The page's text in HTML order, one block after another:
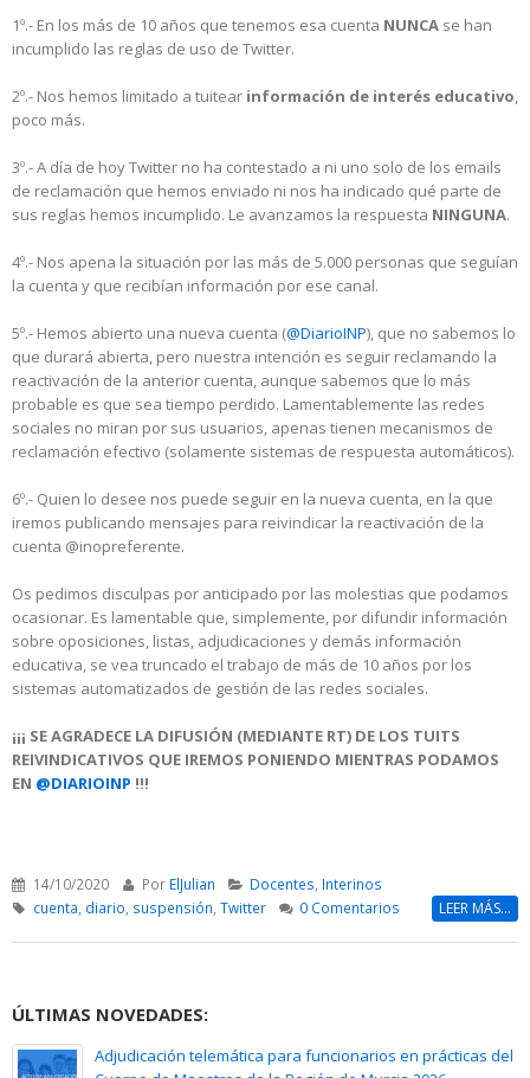
1º.- En los más de 10 años que tenemos esa cuenta NUNCA se han
incumplido las reglas de uso de Twitter.
2º.- Nos hemos limitado a tuitear información de interés educativo,
poco más.
3º.- A día de hoy Twitter no ha contestado a ni uno solo de los emails
de reclamación que hemos enviado ni nos ha indicado qué parte de
sus reglas hemos incumplido. Le avanzamos la respuesta NINGUNA.
4º.- Nos apena la situación por las más de 5.000 personas que seguían
la cuenta y que recibían información por ese canal.
5º.- Hemos abierto una nueva cuenta (@DiarioINP), que no sabemos lo
que durará abierta, pero nuestra intención es seguir reclamando la
reactivación de la anterior cuenta, aunque sabemos que lo más
probable es que sea tiempo perdido. Lamentablemente las redes
sociales no miran por sus usuarios, apenas tienen mecanismos de
reclamación efectivo (solamente sistemas de respuesta automáticos).
6º.- Quien lo desee nos puede seguir en la nueva cuenta, en la que
iremos publicando mensajes para reivindicar la reactivación de la
cuenta @inopreferente.
Os pedimos disculpas por anticipado por las molestias que podamos
ocasionar. Es lamentable que, simplemente, por difundir información
sobre oposiciones, listas, adjudicaciones y demás información
educativa, se vea truncado el trabajo de más de 10 años por los
sistemas automatizados de gestión de las redes sociales.
¡¡¡ SE AGRADECE LA DIFUSIÓN (MEDIANTE RT) DE LOS TUITS
REIVINDICATIVOS QUE IREMOS PONIENDO MIENTRAS PODAMOS
EN @DIARIOINP !!!
14/10/2020 Por ElJulian Docentes, Interinos
cuenta, diario, suspensión, Twitter 0 Comentarios LEER MÁS...
ÚLTIMAS NOVEDADES:
Adjudicación telemática para funcionarios en prácticas del